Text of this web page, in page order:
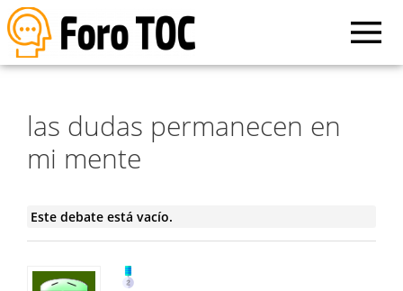
las dudas permanecen en
mi mente
Este debate está vacío.